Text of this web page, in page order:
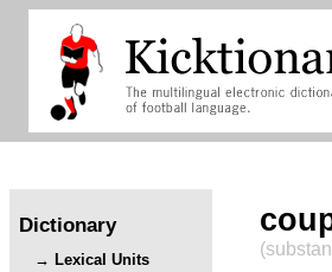
Dictionary
Lexical Units